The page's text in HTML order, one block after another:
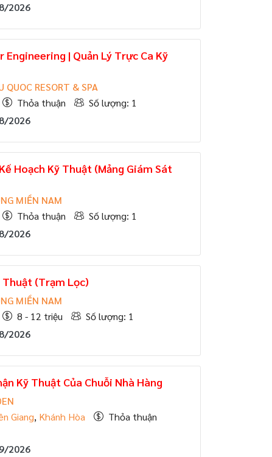
2026
Engineering | Quản Lý Trực Ca Kỹ
QUOC RESORT & SPA
Thỏa thuận
Số lượng: 1
2026
Hoạch Kỹ Thuật (Mảng Giám Sát
MIỀN NAM
Thỏa thuận
Số lượng: 1
2026
Thuật (Trạm Lọc)
MIỀN NAM
8 - 12 triệu
Số lượng: 1
2026
Kỹ Thuật Của Chuỗi Nhà Hàng
Giang, Khánh Hòa
Thỏa thuận
2026